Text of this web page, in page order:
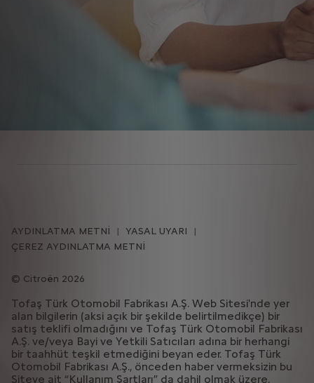
Citroën 2026
AYDINLATMA METNİ
YASAL UYARI
ÇEREZ AYDINLATMA METNİ
Tofaş Türk Otomobil Fabrikası A.Ş. Web Sitesi'nde yer
alan bilgilerin (aksi açık bir şekilde belirtilmedikçe) bir
satış teklifi olmadığını ve Tofaş Türk Otomobil Fabrikası
A.Ş. ve/veya Bayi ve Yetkili Satıcıları adına bir herhangi
bir taahhüt teşkil etmediğini beyan eder. Tofaş Türk
Otomobil Fabrikası A.Ş., önceden haber vermeksizin bu
Siteye ait “Kullanım Şartları” da dahil olmak üzere,